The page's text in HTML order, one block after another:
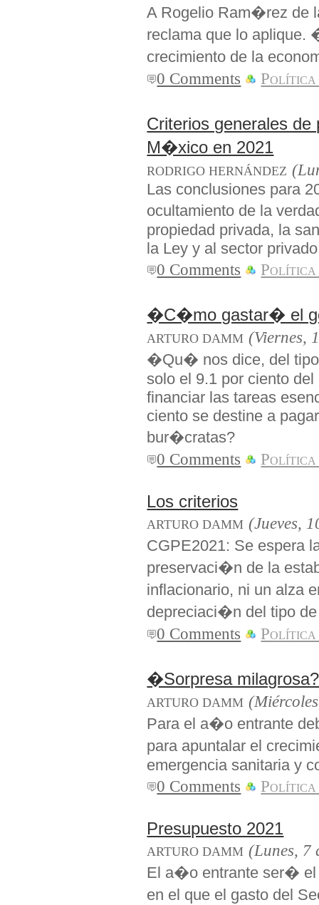
A Rogelio Ram�rez de
reclama que lo
crecimiento de la
0 Comments
Criterios generales
M�xico en 2021
RODRIGO HERNÁNDEZ
Las conclusiones para
ocultamiento de la
propiedad privada, la
la Ley y al sector
0 Comments
�C�mo gastar� el
ARTURO DAMM (Viernes,
�Qu� nos dice, del tipo
solo el 9.1 por ciento
financiar las tareas
ciento se destine a
bur�cratas?
0 Comments
Los criterios
ARTURO DAMM (Jueves,
CGPE2021: Se espera
preservaci�n de la
inflacionario, ni un alza
depreciaci�n del tipo
0 Comments
�Sorpresa
ARTURO DAMM
Para el a�o entrante
para apuntalar el
emergencia sanitaria y
0 Comments
Presupuesto 2021
ARTURO DAMM (Lunes, 7
El a�o entrante ser� el
en el que el gasto del